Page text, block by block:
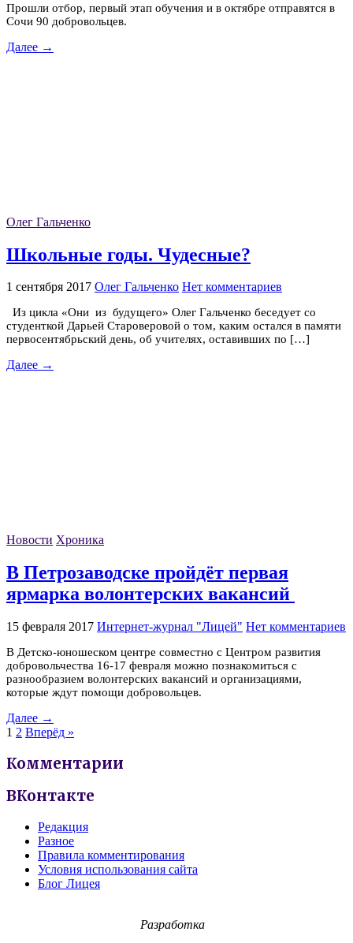
Прошли отбор, первый этап обучения и в октябре отправятся в
Сочи 90 добровольцев.
Далее →
Олег Гальченко
Школьные годы. Чудесные?
1 сентября 2017 Олег Гальченко Нет комментариев
Из цикла «Они из будущего» Олег Гальченко беседует со
студенткой Дарьей Староверовой о том, каким остался в памяти
первосентябрьский день, об учителях, оставивших по […]
Далее →
Новости Хроника
В Петрозаводске пройдёт первая
ярмарка волонтерских вакансий
15 февраля 2017 Интернет-журнал "Лицей" Нет комментариев
В Детско-юношеском центре совместно с Центром развития
добровольчества 16-17 февраля можно познакомиться с
разнообразием волонтерских вакансий и организациями,
которые ждут помощи добровольцев.
Далее →
1 2 Вперёд »
Комментарии
ВКонтакте
Редакция
Разное
Правила комментирования
Условия использования сайта
Блог Лицея
Разработка